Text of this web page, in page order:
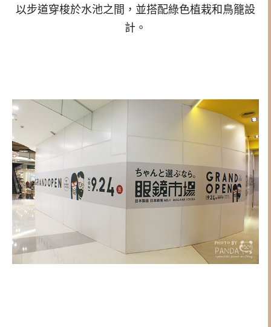
以步道穿梭於水池之間，並搭配綠色植栽和鳥籠設
計。